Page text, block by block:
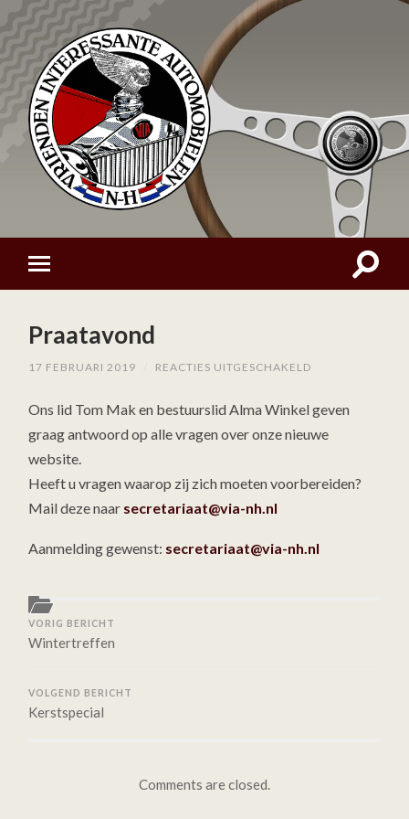
Praatavond
17 FEBRUARI 2019 REACTIES UITGESCHAKELD
Ons lid Tom Mak en bestuurslid Alma Winkel geven
graag antwoord op alle vragen over onze nieuwe
website.
Heeft u vragen waarop zij zich moeten voorbereiden?
Mail deze naar secretariaat@via-nh.nl
Aanmelding gewenst: secretariaat@via-nh.nl
VORIG BERICHT
Wintertreffen
VOLGEND BERICHT
Kerstspecial
Comments are closed.